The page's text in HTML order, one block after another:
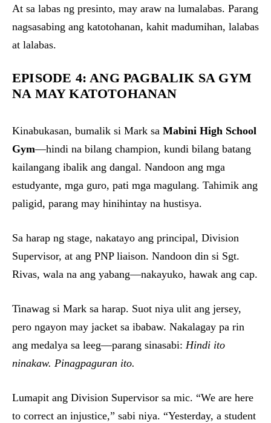
At sa labas ng presinto, may araw na lumalabas. Parang
nagsasabing ang katotohanan, kahit madumihan, lalabas
at lalabas.
EPISODE 4: ANG PAGBALIK SA GYM
NA MAY KATOTOHANAN
Kinabukasan, bumalik si Mark sa Mabini High School
Gym—hindi na bilang champion, kundi bilang batang
kailangang ibalik ang dangal. Nandoon ang mga
estudyante, mga guro, pati mga magulang. Tahimik ang
paligid, parang may hinihintay na hustisya.
Sa harap ng stage, nakatayo ang principal, Division
Supervisor, at ang PNP liaison. Nandoon din si Sgt.
Rivas, wala na ang yabang—nakayuko, hawak ang cap.
Tinawag si Mark sa harap. Suot niya ulit ang jersey,
pero ngayon may jacket sa ibabaw. Nakalagay pa rin
ang medalya sa leeg—parang sinasabi: Hindi ito
ninakaw. Pinagpaguran ito.
Lumapit ang Division Supervisor sa mic. “We are here
to correct an injustice,” sabi niya. “Yesterday, a student